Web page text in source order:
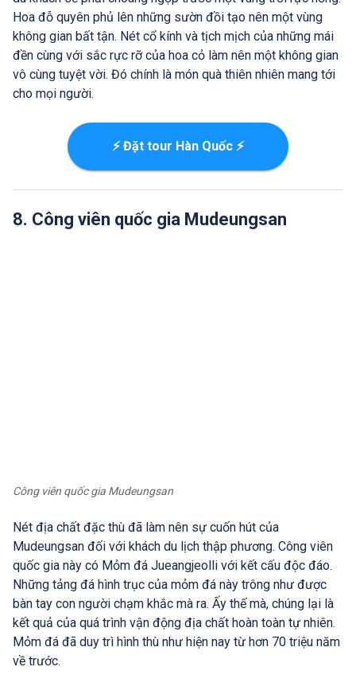
Hoa đỗ quyên phủ lên những sườn đồi tạo nên một vùng
không gian bất tận. Nét cổ kính và tịch mịch của những mái
đền cùng với sắc rực rỡ của hoa cỏ làm nên một không gian
vô cùng tuyệt vời. Đó chính là món quà thiên nhiên mang tới
cho mọi người.
⚡ Đặt tour Hàn Quốc ⚡
8. Công viên quốc gia Mudeungsan
Công viên quốc gia Mudeungsan
Nét địa chất đặc thù đã làm nên sự cuốn hút của
Mudeungsan đối với khách du lịch thập phương. Công viên
quốc gia này có Mỏm đá Jueangjeolli với kết cấu độc đáo.
Những tảng đá hình trục của mỏm đá này trông như được
bàn tay con người chạm khắc mà ra. Ấy thế mà, chúng lại là
kết quả của quá trình vận động địa chất hoàn toàn tự nhiên.
Mỏm đá đã duy trì hình thù như hiện nay từ hơn 70 triệu năm
về trước.